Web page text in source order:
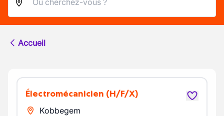
Accueil
Électromécanicien (H/F/X)
Kobbegem